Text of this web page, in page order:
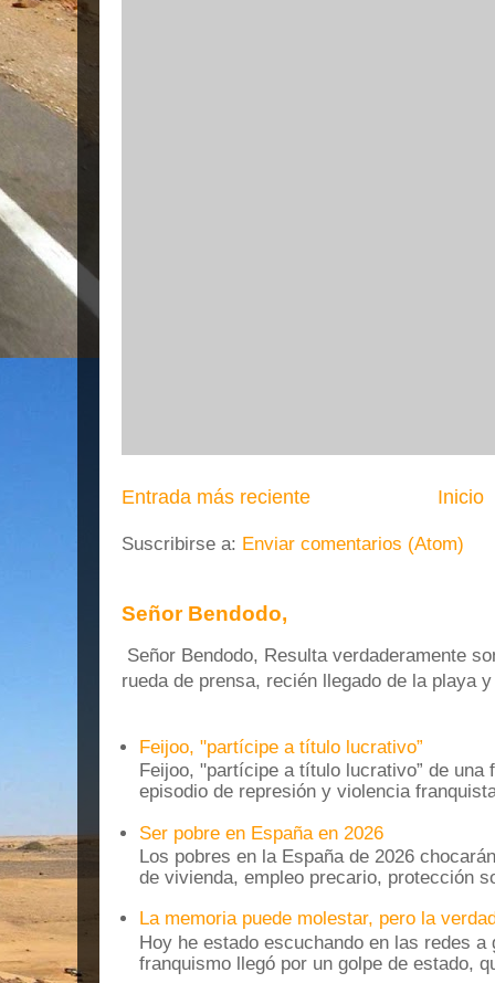
Entrada más reciente Inicio
Suscribirse a: Enviar comentarios (Atom)
Señor Bendodo,
Señor Bendodo, Resulta verdaderamente
rueda de prensa, recién llegado de la playa
Feijoo, "partícipe a título lucrativo”
Feijoo, "partícipe a título lucrativo” de una
episodio de represión y violencia
Ser pobre en España en 2026
Los pobres en la España de 2026
de vivienda, empleo precario, protección
La memoria puede molestar, pero la
Hoy he estado escuchando en las redes a
franquismo llegó por un golpe de estado,